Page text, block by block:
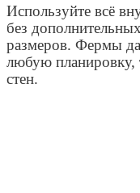
Используйте всё
без
размеров. Фермы
любую планировку,
стен.